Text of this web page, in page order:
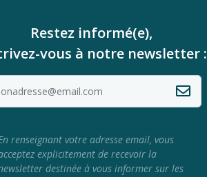
Restez informé(e),
vous à notre newsletter :
renseignant votre adresse email, vous
explicitement de recevoir la
destinée à vous informer sur les